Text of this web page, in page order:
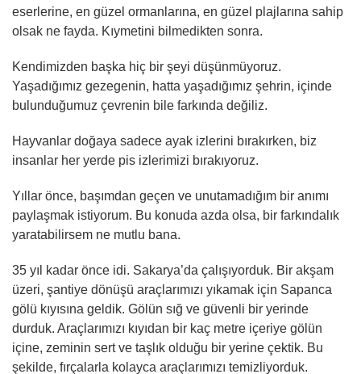
eserlerine, en güzel ormanlarına, en güzel plajlarına sahip
olsak ne fayda. Kıymetini bilmedikten sonra.
Kendimizden başka hiç bir şeyi düşünmüyoruz.
Yaşadığımız gezegenin, hatta yaşadığımız şehrin, içinde
bulunduğumuz çevrenin bile farkında değiliz.
Hayvanlar doğaya sadece ayak izlerini bırakırken, biz
insanlar her yerde pis izlerimizi bırakıyoruz.
Yıllar önce, başımdan geçen ve unutamadığım bir anımı
paylaşmak istiyorum. Bu konuda azda olsa, bir farkındalık
yaratabilirsem ne mutlu bana.
35 yıl kadar önce idi. Sakarya’da çalışıyorduk. Bir akşam
üzeri, şantiye dönüşü araçlarımızı yıkamak için Sapanca
gölü kıyısına geldik. Gölün sığ ve güvenli bir yerinde
durduk. Araçlarımızı kıyıdan bir kaç metre içeriye gölün
içine, zeminin sert ve taşlık olduğu bir yerine çektik. Bu
şekilde, fırçalarla kolayca araçlarımızı temizliyorduk.